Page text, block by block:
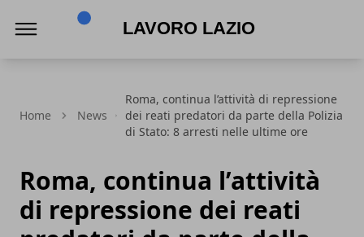
Home News
Roma, continua l’attività di repressione
dei reati predatori da parte della Polizia
di Stato: 8 arresti nelle ultime ore
Roma, continua l’attività
di repressione dei reati